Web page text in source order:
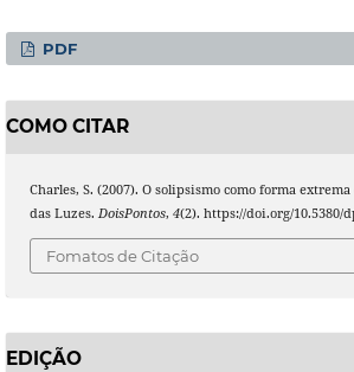
PDF
COMO CITAR
Charles, S. (2007). O solipsismo como forma
das Luzes. DoisPontos, 4(2). https://doi.org/10.5380/
Fomatos de Citação
EDIÇÃO